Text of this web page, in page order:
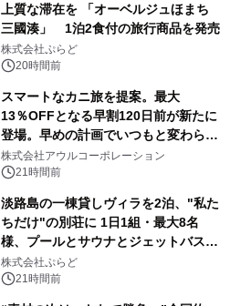
上質な滞在を 「オーベルジュほまち
三國湊」 1泊2食付の旅行商品を発売
株式会社ぷらど
20時間前
スマートなカニ旅を提案。最大
13％OFFとなる早割120日前が新たに
登場。早めの計画でいつもと変わらぬ
大人の冬旅を。ー夕日ヶ浦温泉「佳松
苑 別邸ふうか」ー
株式会社アウルコーポレーション
21時間前
淡路島の一棟貸しヴィラを2泊、"私た
ちだけ"の別荘に 1日1組・最大8名
様、プールとサウナとジェットバス付
きで Villa Mon Temps AWAJIの連泊
素泊りプラン
株式会社ぷらど
21時間前